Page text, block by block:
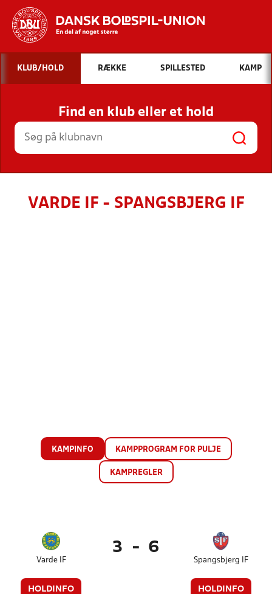
Hvad vil du søge efter?
INDHOLD OG NYHEDER
STILLINGER, RESULTATER, KLUBBER OG
HOLD
KLUB/HOLD RÆKKE SPILLESTED KAMP
Find en klub eller et hold
VARDE IF - SPANGSBJERG IF
KAMPINFO KAMPPROGRAM FOR PULJE
KAMPREGLER
Varde IF
HOLDINFO
3 - 6
Spangsbjerg IF
HOLDINFO